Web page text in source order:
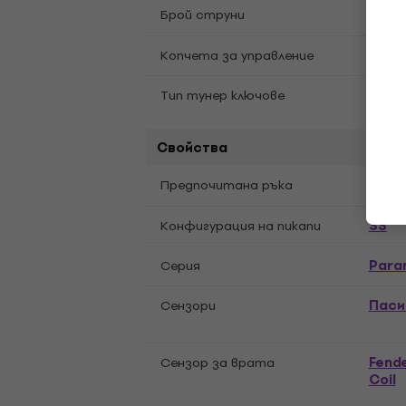
Брой струни
Копчета за управление
Тип тунер ключове
Свойства
Предпочитана ръка
Конфигурация на пикапи SS
Cерия
Сензори
Cензор за врата
Coil